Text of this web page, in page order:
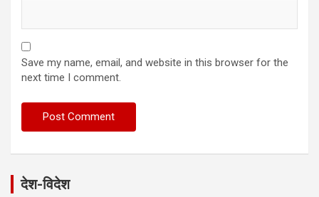
Save my name, email, and website in this browser for the
next time I comment.
देश-विदेश